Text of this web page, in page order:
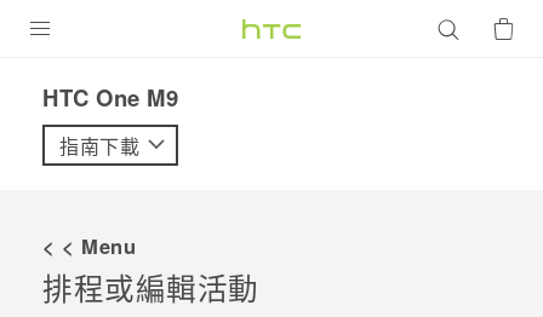
VIVE
配件
HTC One M9‎
指南下載
< < Menu
排程或編輯活動